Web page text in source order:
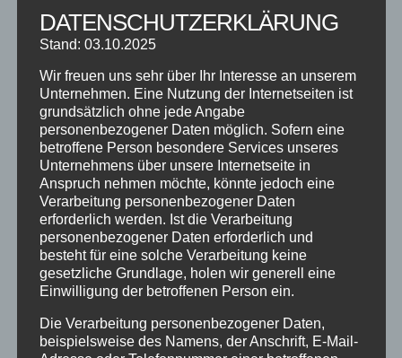
coole Kurse für Kinder und Jugendliche an, die
nicht nur fit halten, sondern auch riesigen
Spaß machen.Zumba Kidssorgt für Bewegung
mit einer ordentlichen Portion Spaß und guter
Musik. Für die coolen Teens bieten wir Kurse in
HipHop,StreetdanceundBreakdancean –
hier kann jeder seinen eigenen Style entwickeln
und auf der Tanzfläche zeigen, was er drauf
hat!
Besondere Highlights für die Kids sind unsere
Dance4Fans-Kurse – eine Mischung aus Tanz,
Musik und ganz viel Kreativität, die den Kids
eigenen Tanzmoves zu entwickeln.
DATENSCHUTZERKLÄRUNG
Stand: 03.10.2025
Wir freuen uns sehr über Ihr Interesse an unserem
Unternehmen. Eine Nutzung der Internetseiten ist
grundsätzlich ohne jede Angabe
personenbezogener Daten möglich. Sofern eine
betroffene Person besondere Services unseres
Unternehmens über unsere Internetseite in
Anspruch nehmen möchte, könnte jedoch eine
Verarbeitung personenbezogener Daten
erforderlich werden. Ist die Verarbeitung
personenbezogener Daten erforderlich und
besteht für eine solche Verarbeitung keine
gesetzliche Grundlage, holen wir generell eine
Einwilligung der betroffenen Person ein.
Die Verarbeitung personenbezogener Daten,
beispielsweise des Namens, der Anschrift, E-Mail-